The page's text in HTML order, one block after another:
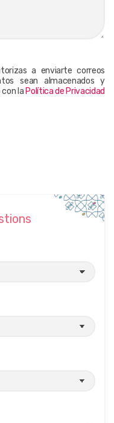
a enviarte correos
sean almacenados y
la Política de Privacidad